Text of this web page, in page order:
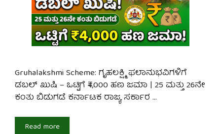
Gruhalakshmi Scheme: ಗೃಹಲಕ್ಷ್ಮಿ ಫಲಾನುಭವಿಗಳಿಗೆ
ಡಬಲ್ ಖುಷಿ – ಒಟ್ಟಿಗೆ ₹4,000 ಹಣ ಜಮಾ | 25 ಮತ್ತು 26ನೇ
ಕಂತು ಬಿಡುಗಡೆ ಕರ್ನಾಟಕ ರಾಜ್ಯ ಸರ್ಕಾರ …
Read more